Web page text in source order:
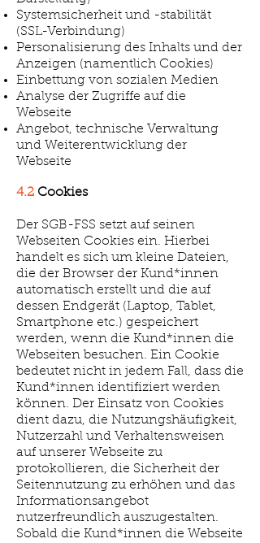
Systemsicherheit und -stabilität
(SSL-Verbindung)
Personalisierung des Inhalts und der
Anzeigen (namentlich Cookies)
Einbettung von sozialen Medien
Analyse der Zugriffe auf die
Webseite
Angebot, technische Verwaltung
und Weiterentwicklung der
Webseite​
4.2 Cookies
Der SGB-FSS setzt auf seinen
Webseiten Cookies ein. Hierbei
handelt es sich um kleine Dateien,
die der Browser der Kund*innen
automatisch erstellt und die auf
dessen Endgerät (Laptop, Tablet,
Smartphone etc.) gespeichert
werden, wenn die Kund*innen die
Webseiten besuchen. Ein Cookie
bedeutet nicht in jedem Fall, dass die
Kund*innen identifiziert werden
können. Der Einsatz von Cookies
dient dazu, die Nutzungshäufigkeit,
Nutzerzahl und Verhaltensweisen
auf unserer Webseite zu
protokollieren, die Sicherheit der
Seitennutzung zu erhöhen und das
Informationsangebot
nutzerfreundlich auszugestalten.
Sobald die Kund*innen die Webseite